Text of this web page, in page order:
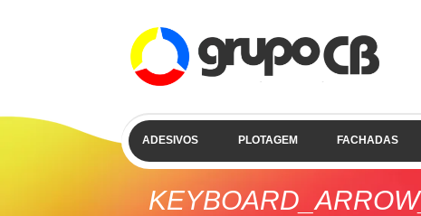
ADESIVOS PLOTAGEM FACHADAS